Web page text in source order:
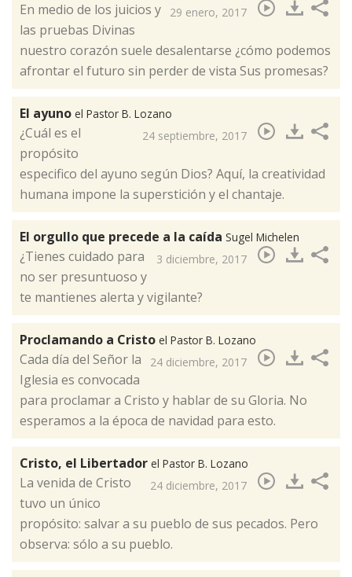
29 enero, 2017
En medio de los juicios y
las pruebas Divinas
nuestro corazón suele desalentarse ¿cómo podemos
afrontar el futuro sin perder de vista Sus promesas? ​
El ayuno el Pastor B. Lozano
24 septiembre, 2017
¿Cuál es el
propósito
especifico del ayuno según Dios? Aquí, la creatividad
humana impone la superstición y el chantaje.​
El orgullo que precede a la caída Sugel Michelen
3 diciembre, 2017
¿Tienes cuidado para
no ser presuntuoso y
te mantienes alerta y vigilante?​
Proclamando a Cristo el Pastor B. Lozano
24 diciembre, 2017
Cada día del Señor la
Iglesia es convocada
para proclamar a Cristo y hablar de su Gloria. No
esperamos a la época de navidad para esto. ​
Cristo, el Libertador el Pastor B. Lozano
24 diciembre, 2017
​La venida de Cristo
tuvo un único
propósito: salvar a su pueblo de sus pecados. Pero
observa: sólo a su pueblo.